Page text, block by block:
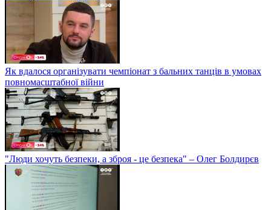
Як вдалося організувати чемпіонат з бальних танців в умовах
повномасштабної війни
"Люди хочуть безпеки, а зброя - це безпека" – Олег Болдирєв